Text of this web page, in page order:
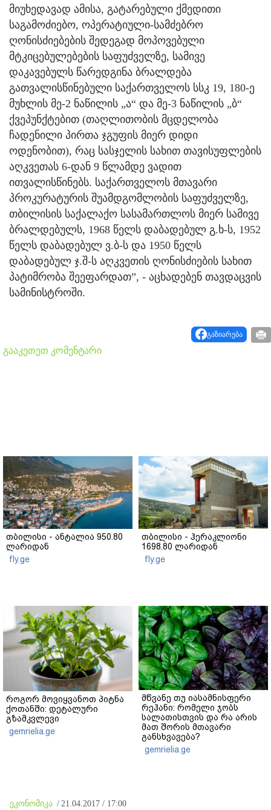
მიუხედავად ამისა, გატარებული ქმედითი
საგამოძიებო, ოპერატიული-სამძებრო
ღონისძიებების შედეგად მოპოვებული
მტკიცებულებების საფუძველზე, სამივე
დაკავებულს წარედგინა ბრალდება
გათვალისწინებული საქართველოს სსკ 19, 180-ე
მუხლის მე-2 ნაწილის „ა“ და მე-3 ნაწილის „ბ“
ქვეპუნქტებით (თაღლითობის მცდელობა
ჩადენილი პირთა ჯგუფის მიერ დიდი
ოდენობით), რაც სასჯელის სახით თავისუფლების
აღკვეთას 6-დან 9 წლამდე ვადით
ითვალისწინებს. საქართველოს მთავარი
პროკურატურის შუამდგომლობის საფუძველზე,
თბილისის საქალაქო სასამართლოს მიერ სამივე
ბრალდებულს, 1968 წელს დაბადებულ გ.ხ-ს, 1952
წელს დაბადებულ ვ.ბ-ს და 1950 წელს
დაბადებულ ჯ.შ-ს აღკვეთის ღონისძიების სახით
პატიმრობა შეეფარდათ”, - აცხადებენ თავდაცვის
სამინისტროში.
გაზიარება
გააკეთეთ კომენტარი
თბილისი - ანტალია 950.80
ლარიდან
fly.ge
თბილისი - ჰერაკლიონი
1698.80 ლარიდან
fly.ge
როგორ მოვიყვანოთ პიტნა
ქოთანში: დეტალური
გზამკვლევი
gemrielia.ge
მწვანე თუ იასამნისფერი
რეჰანი: რომელი ჯობს
სალათისთვის და რა არის
მათ შორის მთავარი
განსხვავება?
gemrielia.ge
ეკონომიკა / 21.04.2017 / 17:00